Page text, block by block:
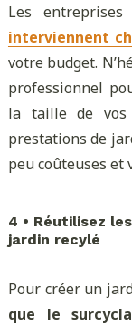
Les
interviennent
votre budget.
professionnel
la taille de vos
prestations de
peu coûteuses et
4 • Réutilisez
jardin recylé
Pour créer un
que le